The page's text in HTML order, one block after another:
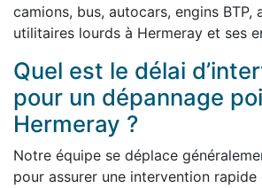
camions, bus, autocars, engins BTP,
utilitaires lourds à Hermeray et ses
Quel est le délai
pour un dépannage
Hermeray ?
Notre équipe se déplace
pour assurer une intervention